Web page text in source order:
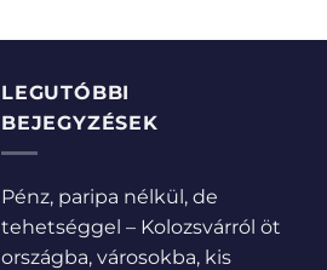
LEGUTÓBBI
BEJEGYZÉSEK
Pénz, paripa nélkül, de
tehetséggel – Kolozsvárról öt
országba, városokba, kis